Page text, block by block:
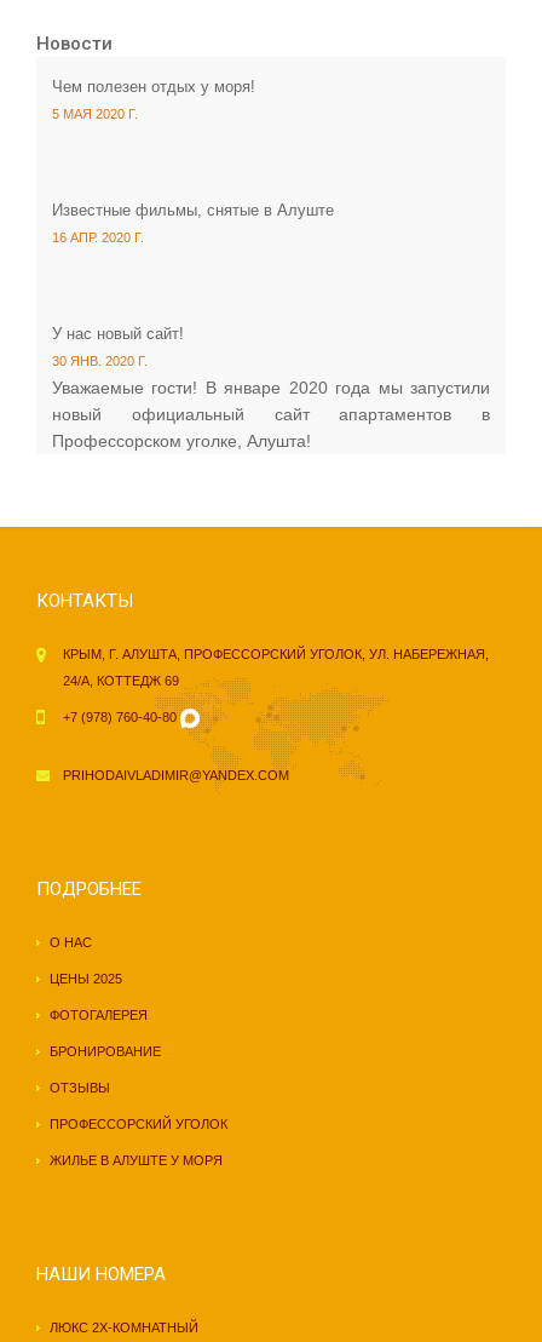
Новости
Чем полезен отдых у моря!
5 МАЯ 2020 Г.
Известные фильмы, снятые в Алуште
16 АПР. 2020 Г.
У нас новый сайт!
30 ЯНВ. 2020 Г.
Уважаемые гости! В январе 2020 года мы запустили
новый официальный сайт апартаментов в
Профессорском уголке, Алушта!
КОНТАКТЫ
КРЫМ, Г. АЛУШТА, ПРОФЕССОРСКИЙ УГОЛОК, УЛ. НАБЕРЕЖНАЯ,
24/А, КОТТЕДЖ 69
+7 (978) 760-40-80
PRIHODAIVLADIMIR@YANDEX.COM
ПОДРОБНЕЕ
О НАС
ЦЕНЫ 2025
ФОТОГАЛЕРЕЯ
БРОНИРОВАНИЕ
ОТЗЫВЫ
ПРОФЕССОРСКИЙ УГОЛОК
ЖИЛЬЕ В АЛУШТЕ У МОРЯ
НАШИ НОМЕРА
ЛЮКС 2Х-КОМНАТНЫЙ